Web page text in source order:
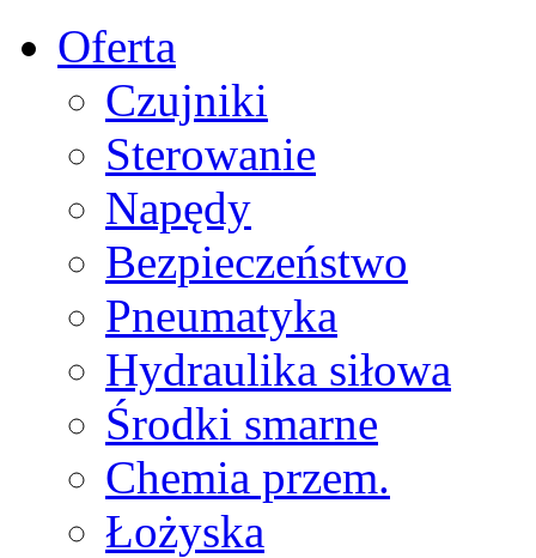
Oferta
Czujniki
Sterowanie
Napędy
Bezpieczeństwo
Pneumatyka
Hydraulika siłowa
Środki smarne
Chemia przem.
Łożyska